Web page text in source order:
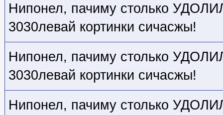
Нипонел, пачиму столько
3030левай кортинки сичасжы!
Нипонел, пачиму столько
3030левай кортинки сичасжы!
Нипонел, пачиму столько